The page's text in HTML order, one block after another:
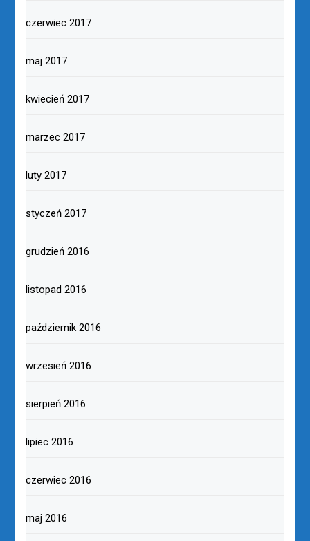
czerwiec 2017
maj 2017
kwiecień 2017
marzec 2017
luty 2017
styczeń 2017
grudzień 2016
listopad 2016
październik 2016
wrzesień 2016
sierpień 2016
lipiec 2016
czerwiec 2016
maj 2016